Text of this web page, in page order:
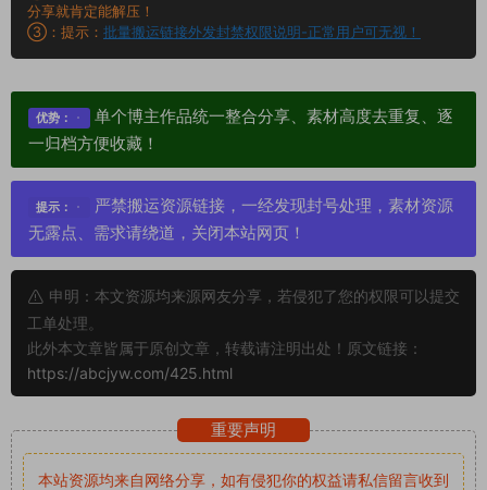
分享就肯定能解压！
③：提示： 批量搬运链接外发封禁权限说明-正常用户可无视！
优势：
单个博主作品统一整合分享、素材高度去重复、逐
一归档方便收藏！
提示：
严禁搬运资源链接，一经发现封号处理，素材资源
无露点、需求请绕道，关闭本站网页！
申明：本文资源均来源网友分享，若侵犯了您的权限可以提交
工单处理。
此外本文章皆属于原创文章，转载请注明出处！原文链接：
https://abcjyw.com/425.html
重要声明
本站资源均来自网络分享，如有侵犯你的权益请私信留言收到